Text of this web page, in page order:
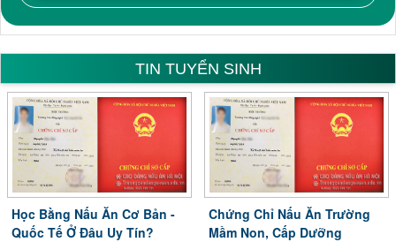
TIN TUYỂN SINH
Học Bằng Nấu Ăn Cơ Bản -
Quốc Tế Ở Đâu Uy Tín?
Chứng Chỉ Nấu Ăn Trường
Mầm Non, Cấp Dưỡng